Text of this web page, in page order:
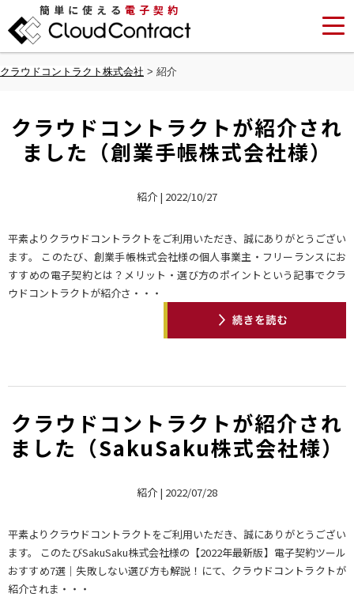
簡単に使える 電子契約
クラウドコントラクト株式会社 > 紹介
クラウドコントラクトが紹介され
ました（創業手帳株式会社様）
紹介 | 2022/10/27
平素よりクラウドコントラクトをご利用いただき、誠にありがとうござい
ます。 このたび、創業手帳株式会社様の個人事業主・フリーランスにお
すすめの電子契約とは？メリット・選び方のポイントという記事でクラ
ウドコントラクトが紹介さ・・・
クラウドコントラクトが紹介され
ました（SakuSaku株式会社様）
紹介 | 2022/07/28
平素よりクラウドコントラクトをご利用いただき、誠にありがとうござい
ます。 このたびSakuSaku株式会社様の【2022年最新版】電子契約ツール
おすすめ7選｜失敗しない選び方も解説！にて、クラウドコントラクトが
紹介されま・・・